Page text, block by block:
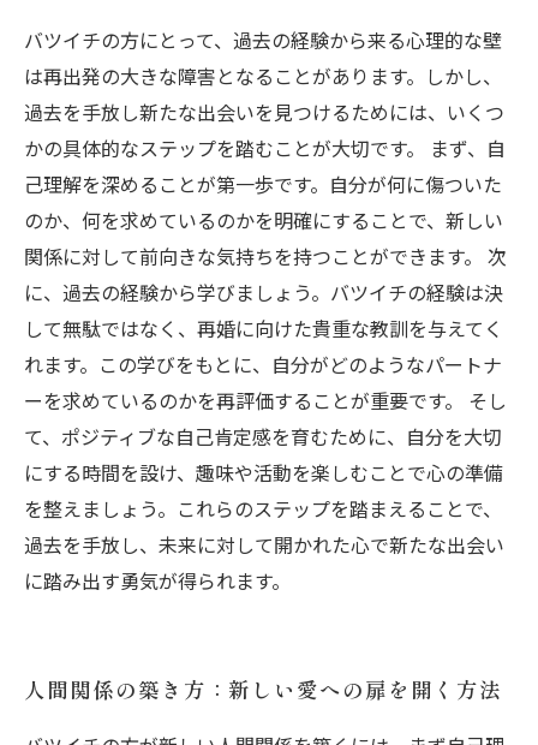
バツイチの方にとって、過去の経験から来る心理的な壁
は再出発の大きな障害となることがあります。しかし、
過去を手放し新たな出会いを見つけるためには、いくつ
かの具体的なステップを踏むことが大切です。 まず、自
己理解を深めることが第一歩です。自分が何に傷ついた
のか、何を求めているのかを明確にすることで、新しい
関係に対して前向きな気持ちを持つことができます。 次
に、過去の経験から学びましょう。バツイチの経験は決
して無駄ではなく、再婚に向けた貴重な教訓を与えてく
れます。この学びをもとに、自分がどのようなパートナ
ーを求めているのかを再評価することが重要です。 そし
て、ポジティブな自己肯定感を育むために、自分を大切
にする時間を設け、趣味や活動を楽しむことで心の準備
を整えましょう。これらのステップを踏まえることで、
過去を手放し、未来に対して開かれた心で新たな出会い
に踏み出す勇気が得られます。
人間関係の築き方：新しい愛への扉を開く方法